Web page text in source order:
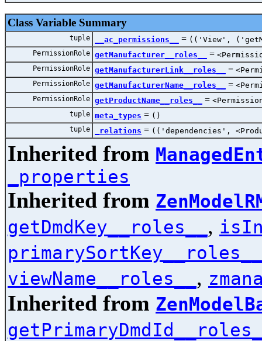
Class Variable Summary
tuple __ac_permissions__ = (('View',
PermissionRole getManufacturer__roles__ =
PermissionRole getManufacturerLink__roles__ =
PermissionRole getManufacturerName__roles__ =
PermissionRole getProductName__roles__ =
tuple meta_types = ()
tuple _relations = (('dependencies',
Inherited from
_properties
Inherited from
getDmdKey__roles__ ,
viewName__roles__ ,
Inherited from